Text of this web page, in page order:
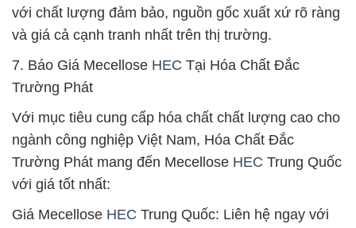
với chất lượng đảm bảo, nguồn gốc xuất xứ rõ ràng
và giá cả cạnh tranh nhất trên thị trường.
7. Báo Giá Mecellose HEC Tại Hóa Chất Đắc
Trường Phát
Với mục tiêu cung cấp hóa chất chất lượng cao cho
ngành công nghiệp Việt Nam, Hóa Chất Đắc
Trường Phát mang đến Mecellose HEC Trung Quốc
với giá tốt nhất:
Giá Mecellose HEC Trung Quốc: Liên hệ ngay với